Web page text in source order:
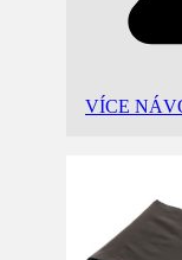
VÍCE